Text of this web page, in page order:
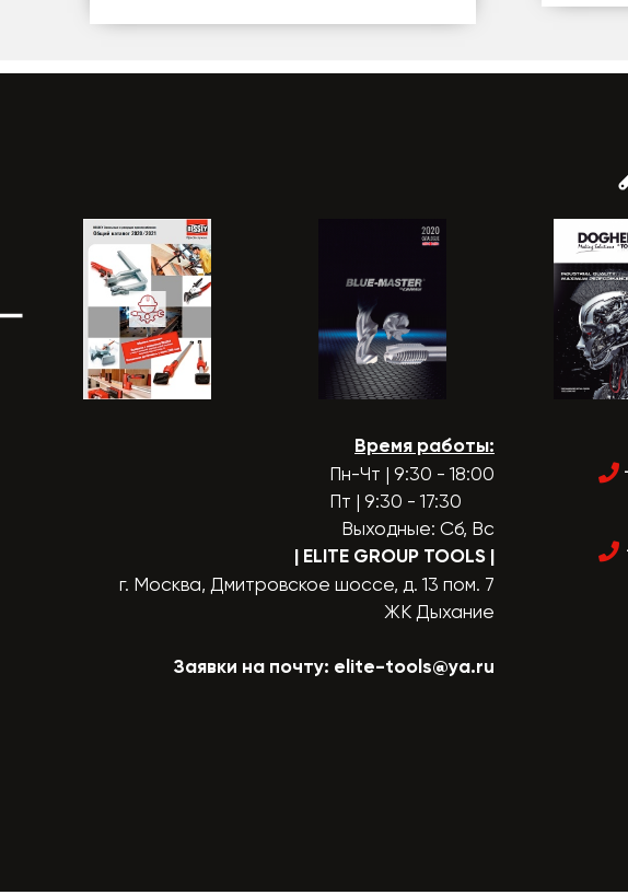
Время работы:
Пн-Чт | 9:30 - 18:00
Пт | 9:30 - 17:30
Выходные: Сб, Вс
| ELITE GROUP TOOLS |
г. Москва, Дмитровское шоссе, д. 13 пом. 7
ЖК Дыхание
Заявки на почту: elite-tools@ya.ru